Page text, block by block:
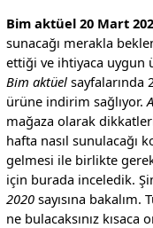
Bim aktüel 20 Mart
sunacağı merakla
ettiği ve ihtiyaca uygun
Bim aktüelsayfalarında
ürüne indirim sağlıyor.
mağaza olarak
hafta nasıl sunulacağı
gelmesi ile birlikte
için burada inceledik.
2020sayısına
ne bulacaksınız kısaca